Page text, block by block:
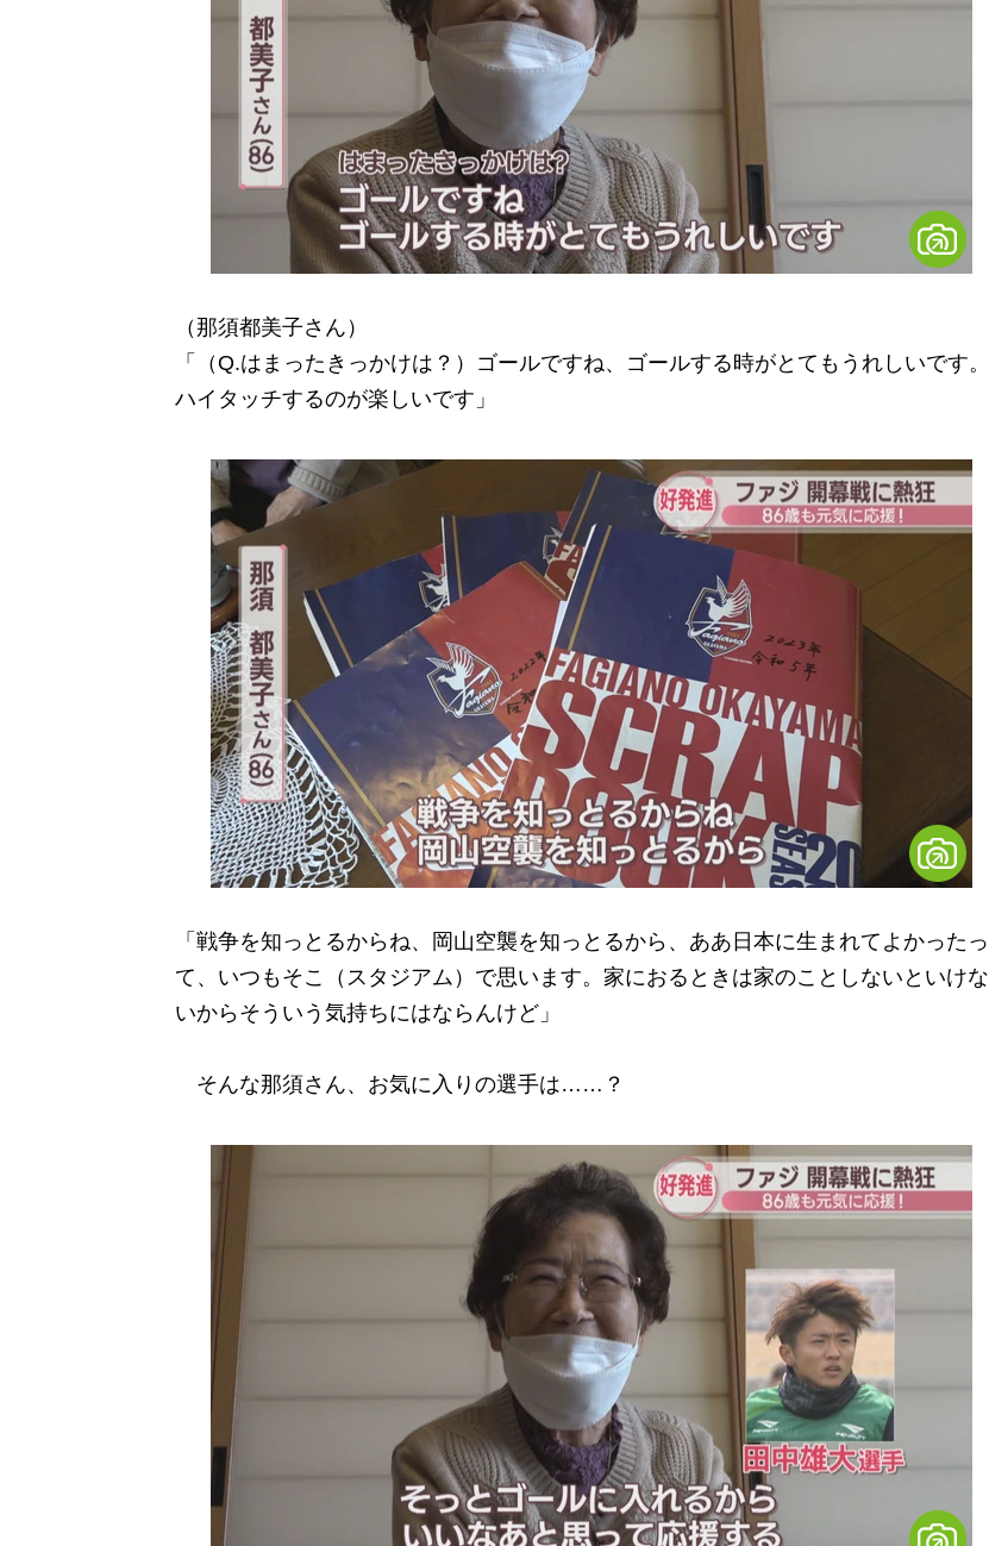
（那須都美子さん）
「（Q.はまったきっかけは？）ゴールですね、ゴールする時がとてもうれしいです。
ハイタッチするのが楽しいです」
「戦争を知っとるからね、岡山空襲を知っとるから、ああ日本に生まれてよかったっ
て、いつもそこ（スタジアム）で思います。家におるときは家のことしないといけな
いからそういう気持ちにはならんけど」
そんな那須さん、お気に入りの選手は……？